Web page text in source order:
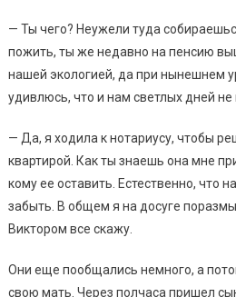
— Ты чего? Неужели туда
пожить, ты же недавно на пенсию
нашей экологией, да при нынешнем
удивлюсь, что и нам светлых дней не
— Да, я ходила к нотариусу, чтобы
квартирой. Как ты знаешь она мне
кому ее оставить. Естественно, что
забыть. В общем я на досуге
Виктором все скажу.
Они еще пообщались немного, а
свою мать. Через полчаса пришел